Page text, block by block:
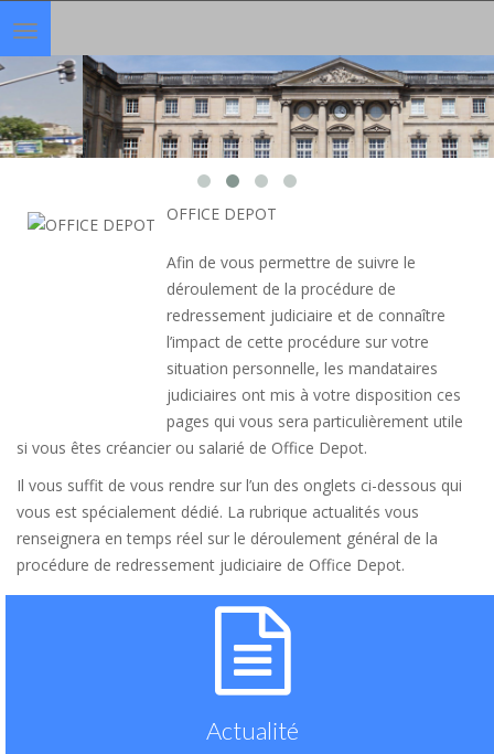
Toggle
navigation
OFFICE DEPOT
Afin de vous permettre de suivre le
déroulement de la procédure de
redressement judiciaire et de connaître
l’impact de cette procédure sur votre
situation personnelle, les mandataires
judiciaires ont mis à votre disposition ces
pages qui vous sera particulièrement utile
si vous êtes créancier ou salarié de Office Depot.
Il vous suffit de vous rendre sur l’un des onglets ci-dessous qui
vous est spécialement dédié. La rubrique actualités vous
renseignera en temps réel sur le déroulement général de la
procédure de redressement judiciaire de Office Depot.
Actualité